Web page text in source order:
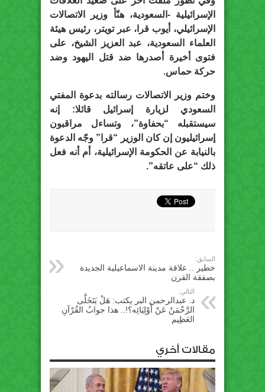
الإسرائيلية -السعودية، هنّأ وزير الاتصالات
الإسرائيلي، أيوب قرا، عبر تويتر، رئيس هيئة
العلماء السعودية، عبد العزيز الشيخ، على
فتوى أخيرة أصدرها ضد قتل اليهود وضد
حركة حماس.
وختم وزير الاتصالات رسالته بدعوة المفتي
السعودي لزيارة إسرائيل قائلا: إنه
سيستقبله “بحفاوة”، وتساءل مراقبون
إسرائيليون إن كان الوزير “قرا” وجّه الدعوة
بالنيابة عن الحكومة الإسرائيلية، أم أنه فعل
ذلك “على عاتقه”.
السابق:
خطير .. علاقة مدينة الاسماعيلية الجديدة
بصفقة القرن
التالي:
د. عبدالرحمن البر يكتب: هَلْ يَتَخَلَّى
الرَّحْمَنُ عَنْ أَوْلِيَائِه؟!.. هذا جوابُ القُرْآنِ
العَظِيم
مقالات أخري